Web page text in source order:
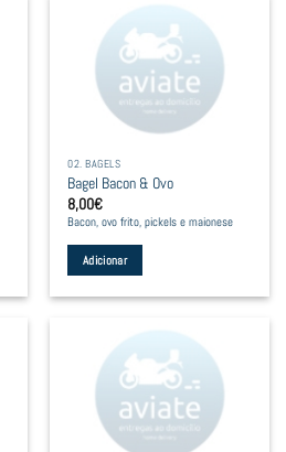
02. BAGELS
Bagel Bacon & Ovo
8,00€
Bacon, ovo frito, pickels e maionese
Adicionar